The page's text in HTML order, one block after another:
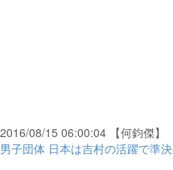
2016/08/15 06:00:04 【何鈞傑】
男子団体 日本は吉村の活躍で準